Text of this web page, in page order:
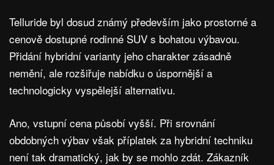
Telluride byl dosud známý především jako prostorné a
cenově dostupné rodinné SUV s bohatou výbavou.
Přidání hybridní varianty jeho charakter zásadně
nemění, ale rozšiřuje nabídku o úspornější a
technologicky vyspělejší alternativu.
Ano, vstupní cena působí vyšší. Při srovnání
obdobných výbav však příplatek za hybridní techniku
není tak dramatický, jak by se mohlo zdát. Zákazník